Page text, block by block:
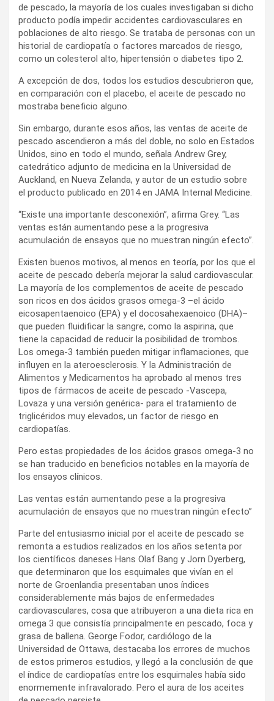
de pescado, la mayoría de los cuales investigaban si dicho
producto podía impedir accidentes cardiovasculares en
poblaciones de alto riesgo. Se trataba de personas con un
historial de cardiopatía o factores marcados de riesgo,
como un colesterol alto, hipertensión o diabetes tipo 2.
A excepción de dos, todos los estudios descubrieron que,
en comparación con el placebo, el aceite de pescado no
mostraba beneficio alguno.
Sin embargo, durante esos años, las ventas de aceite de
pescado ascendieron a más del doble, no solo en Estados
Unidos, sino en todo el mundo, señala Andrew Grey,
catedrático adjunto de medicina en la Universidad de
Auckland, en Nueva Zelanda, y autor de un estudio sobre
el producto publicado en 2014 en JAMA Internal Medicine.
“Existe una importante desconexión”, afirma Grey. “Las
ventas están aumentando pese a la progresiva
acumulación de ensayos que no muestran ningún efecto”.
Existen buenos motivos, al menos en teoría, por los que el
aceite de pescado debería mejorar la salud cardiovascular.
La mayoría de los complementos de aceite de pescado
son ricos en dos ácidos grasos omega-3 –el ácido
eicosapentaenoico (EPA) y el docosahexaenoico (DHA)–
que pueden fluidificar la sangre, como la aspirina, que
tiene la capacidad de reducir la posibilidad de trombos.
Los omega-3 también pueden mitigar inflamaciones, que
influyen en la ateroesclerosis. Y la Administración de
Alimentos y Medicamentos ha aprobado al menos tres
tipos de fármacos de aceite de pescado -Vascepa,
Lovaza y una versión genérica- para el tratamiento de
triglicéridos muy elevados, un factor de riesgo en
cardiopatías.
Pero estas propiedades de los ácidos grasos omega-3 no
se han traducido en beneficios notables en la mayoría de
los ensayos clínicos.
Las ventas están aumentando pese a la progresiva
acumulación de ensayos que no muestran ningún efecto”
Parte del entusiasmo inicial por el aceite de pescado se
remonta a estudios realizados en los años setenta por
los científicos daneses Hans Olaf Bang y Jorn Dyerberg,
que determinaron que los esquimales que vivían en el
norte de Groenlandia presentaban unos índices
considerablemente más bajos de enfermedades
cardiovasculares, cosa que atribuyeron a una dieta rica en
omega 3 que consistía principalmente en pescado, foca y
grasa de ballena. George Fodor, cardiólogo de la
Universidad de Ottawa, destacaba los errores de muchos
de estos primeros estudios, y llegó a la conclusión de que
el índice de cardiopatías entre los esquimales había sido
enormemente infravalorado. Pero el aura de los aceites